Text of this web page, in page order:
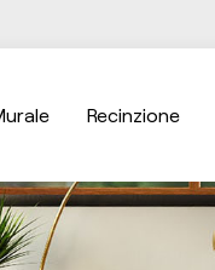
Recinzione